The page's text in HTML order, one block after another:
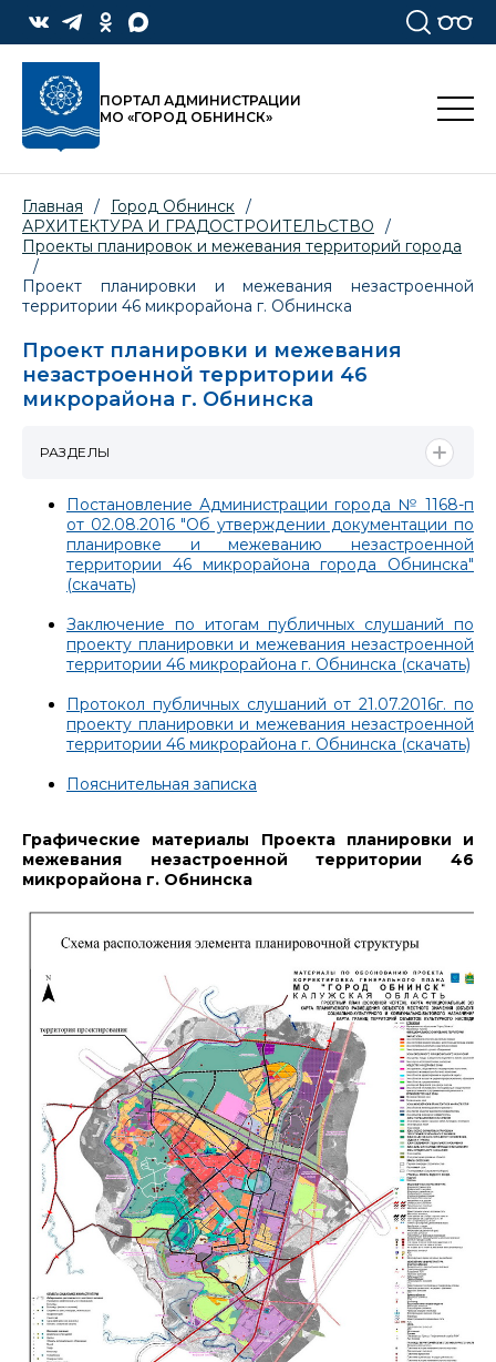
ПОРТАЛ АДМИНИСТРАЦИИ
МО «ГОРОД ОБНИНСК»
Главная / Город Обнинск /
АРХИТЕКТУРА И ГРАДОСТРОИТЕЛЬСТВО
/
Проекты планировок и межевания территорий города
/
Проект планировки и межевания незастроенной
территории 46 микрорайона г. Обнинска
Проект планировки и межевания
незастроенной территории 46
микрорайона г. Обнинска
Постановление Администрации города № 1168-п
от 02.08.2016 "Об утверждении документации по
планировке и межеванию незастроенной
территории 46 микрорайона города Обнинска"
(скачать)
Заключение по итогам публичных слушаний по
проекту планировки и межевания незастроенной
территории 46 микрорайона г. Обнинска (скачать)
Протокол публичных слушаний от 21.07.2016г. по
проекту планировки и межевания незастроенной
территории 46 микрорайона г. Обнинска (скачать)
Пояснительная записка
Графические материалы Проекта планировки и
межевания незастроенной территории 46
микрорайона г. Обнинска
РАЗДЕЛЫ